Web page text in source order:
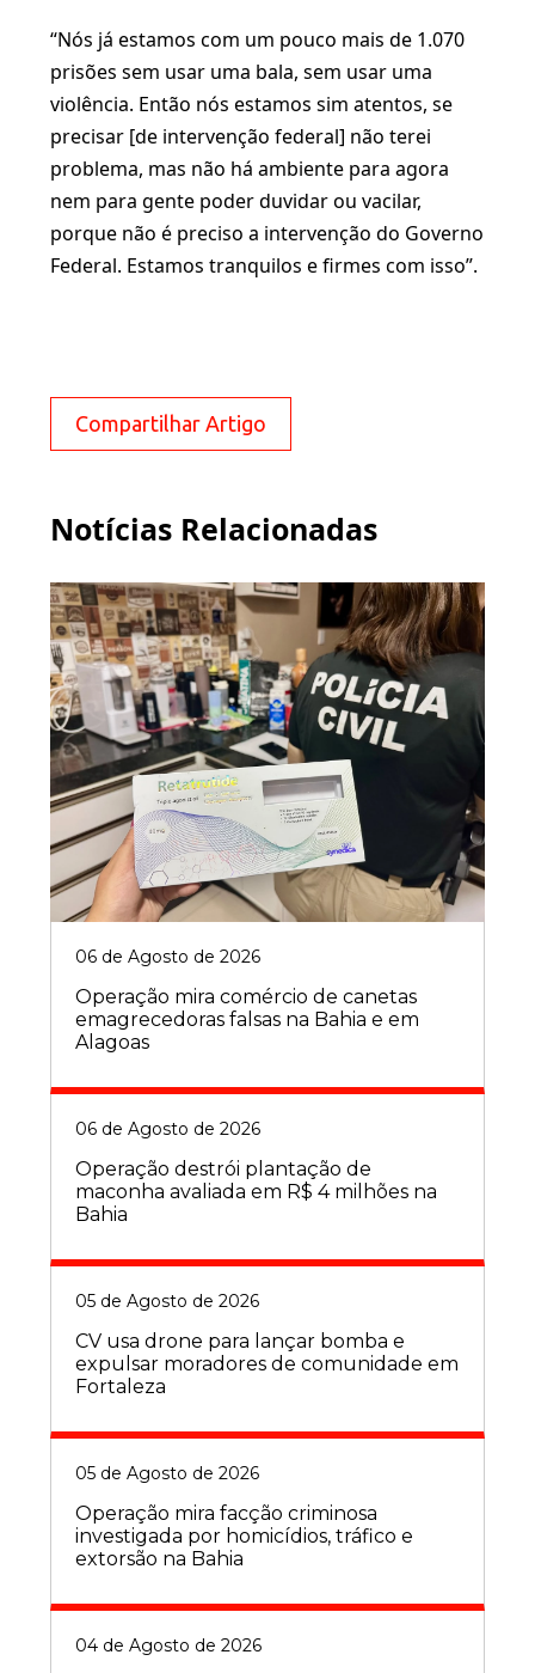
“Nós já estamos com um pouco mais de 1.070
prisões sem usar uma bala, sem usar uma
violência. Então nós estamos sim atentos, se
precisar [de intervenção federal] não terei
problema, mas não há ambiente para agora
nem para gente poder duvidar ou vacilar,
porque não é preciso a intervenção do Governo
Federal. Estamos tranquilos e firmes com isso”.
Compartilhar Artigo
Notícias Relacionadas
06 de Agosto de 2026
Operação mira comércio de canetas
emagrecedoras falsas na Bahia e em
Alagoas
06 de Agosto de 2026
Operação destrói plantação de
maconha avaliada em R$ 4 milhões na
Bahia
05 de Agosto de 2026
CV usa drone para lançar bomba e
expulsar moradores de comunidade em
Fortaleza
05 de Agosto de 2026
Operação mira facção criminosa
investigada por homicídios, tráfico e
extorsão na Bahia
04 de Agosto de 2026